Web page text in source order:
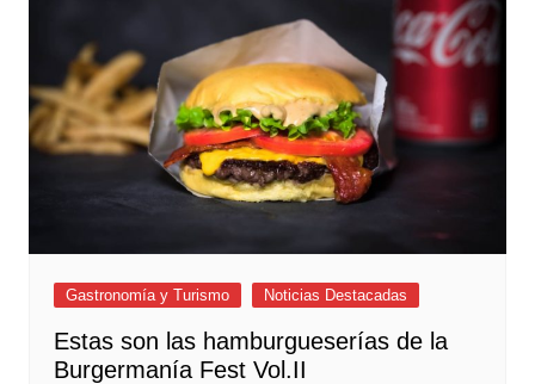
Gastronomía y Turismo Noticias Destacadas
Estas son las hamburgueserías de la
Burgermanía Fest Vol.II